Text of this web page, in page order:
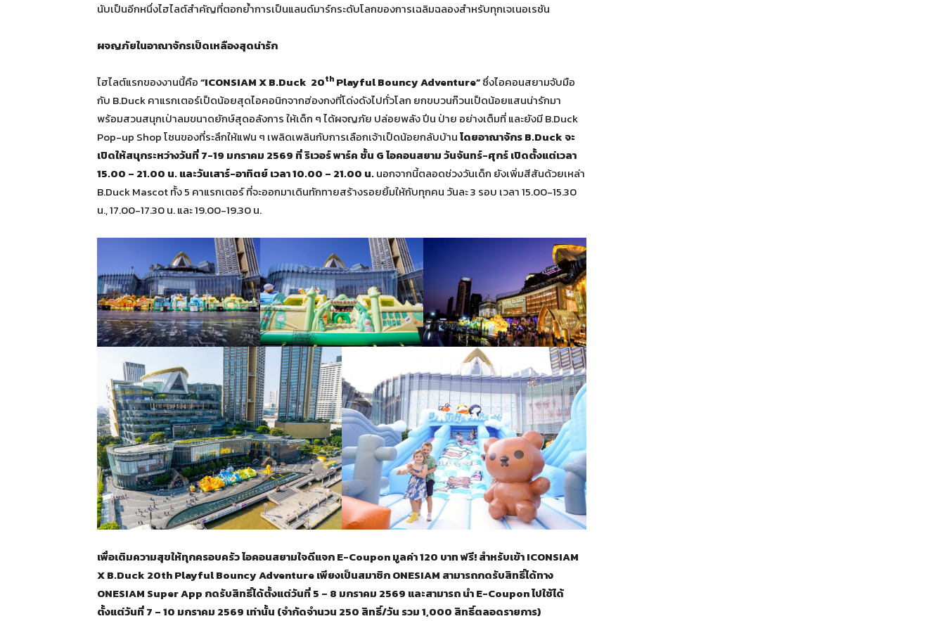
นับเป็นอีกหนึ่งไฮไลต์สำคัญที่ตอกย้ำการเป็นแลนด์มาร์กระดับโลกของการเฉลิมฉลองสำหรับทุกเจเนอเรชัน
ผจญภัยในอาณาจักรเป็ดเหลืองสุดน่ารัก
ไฮไลต์แรกของงานนี้คือ“ICONSIAM X B.Duck 20th Playful Bouncy Adventure”ซึ่งไอคอนสยามจับมือ
กับ B.Duck คาแรกเตอร์เป็ดน้อยสุดไอคอนิกจากฮ่องกงที่โด่งดังไปทั่วโลก ยกขบวนก๊วนเป็ดน้อยแสนน่ารักมา
พร้อมสวนสนุกเป่าลมขนาดยักษ์สุดอลังการ ให้เด็ก ๆ ได้ผจญภัย ปล่อยพลัง ปีน ป่าย อย่างเต็มที่ และยังมี B.Duck
Pop-up Shop โซนของที่ระลึกให้แฟน ๆ เพลิดเพลินกับการเลือกเจ้าเป็ดน้อยกลับบ้านโดยอาณาจักร B.Duck จะ
เปิดให้สนุกระหว่างวันที่ 7-19 มกราคม 2569 ที่ ริเวอร์ พาร์ค ชั้น G ไอคอนสยาม วันจันทร์-ศุกร์ เปิดตั้งแต่เวลา
15.00 – 21.00 น. และวันเสาร์-อาทิตย์ เวลา 10.00 – 21.00 น.นอกจากนี้ตลอดช่วงวันเด็ก ยังเพิ่มสีสันด้วยเหล่า
B.Duck Mascot ทั้ง 5 คาแรกเตอร์ ที่จะออกมาเดินทักทายสร้างรอยยิ้มให้กับทุกคน วันละ 3 รอบ เวลา 15.00-15.30
น., 17.00-17.30 น. และ 19.00-19.30 น.
เพื่อเติมความสุขให้ทุกครอบครัว ไอคอนสยามใจดีแจก E-Coupon มูลค่า 120 บาท ฟรี! สำหรับเข้า ICONSIAM
X B.Duck 20th Playful Bouncy Adventure เพียงเป็นสมาชิก ONESIAM สามารถกดรับสิทธิ์ได้ทาง
ONESIAM Super App กดรับสิทธิ์ได้ตั้งแต่วันที่ 5 – 8 มกราคม 2569 และสามารถ นำ E-Coupon ไปใช้ได้
ตั้งแต่วันที่ 7 – 10 มกราคม 2569 เท่านั้น (จำกัดจำนวน 250 สิทธิ์/วัน รวม 1,000 สิทธิ์ตลอดรายการ)